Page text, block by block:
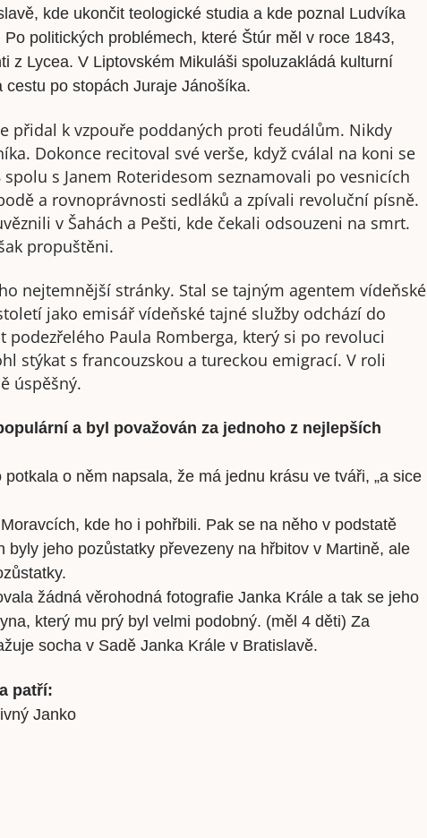
kde ukončit teologické studia a kde poznal Ludvíka
politických problémech, které Štúr měl v roce 1843,
z Lycea. V Liptovském Mikuláši spoluzakládá kulturní
po stopách Juraje Jánošíka.
přidal k vzpouře poddaných proti feudálům. Nikdy
Dokonce recitoval své verše, když cválal na koni se
s Janem Roteridesom seznamovali po vesnicích
a rovnoprávnosti sedláků a zpívali revoluční písně.
v Šahách a Pešti, kde čekali odsouzeni na smrt.
propuštěni.
nejtemnější stránky. Stal se tajným agentem vídeňské
jako emisář vídeňské tajné služby odchází do
podezřelého Paula Romberga, který si po revoluci
stýkat s francouzskou a tureckou emigrací. V roli
úspěšný.
a byl považován za jednoho z nejlepších
o něm napsala, že má jednu krásu ve tváři, „a sice
kde ho i pohřbili. Pak se na něho v podstatě
byly jeho pozůstatky převezeny na hřbitov v Martině, ale
žádná věrohodná fotografie Janka Krále a tak se jeho
který mu prý byl velmi podobný. (měl 4 děti) Za
socha v Sadě Janka Krále v Bratislavě.
patří:
Janko